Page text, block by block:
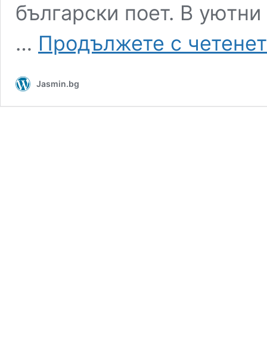
български поет. В
… Продължете с
Jasmin.bg